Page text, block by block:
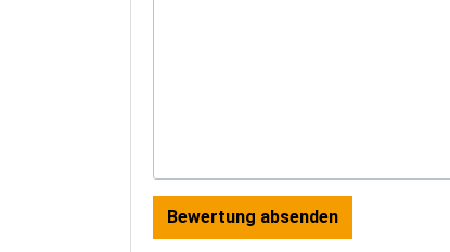
Bewertung absenden